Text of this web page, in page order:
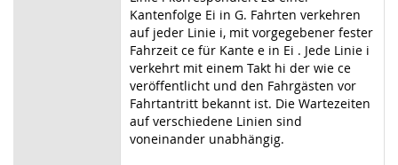
Kantenfolge Ei in G. Fahrten verkehren
auf jeder Linie i, mit vorgegebener fester
Fahrzeit ce für Kante e in Ei . Jede Linie i
verkehrt mit einem Takt hi der wie ce
veröffentlicht und den Fahrgästen vor
Fahrtantritt bekannt ist. Die Wartezeiten
auf verschiedene Linien sind
voneinander unabhängig.